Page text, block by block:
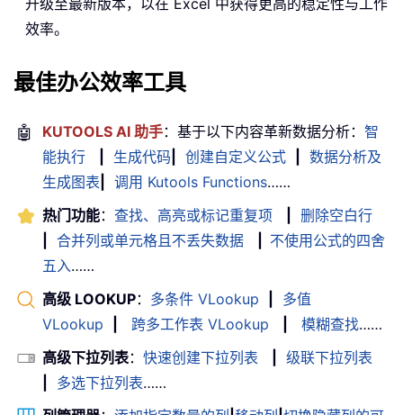
效率。
最佳办公效率工具
🤖 KUTOOLS AI 助手：基于以下内容革新数据分析： 智
能执行
生成代码 创建自定义公式
数据分析及
生成图表
调用 Kutools Functions……
热门功能： 查找、高亮或标记重复项
删除空白行
合并列或单元格且不丢失数据
不使用公式的四舍
五入……
高级 LOOKUP： 多条件 VLookup
多值
VLookup
跨多工作表 VLookup 模糊查找……
高级下拉列表： 快速创建下拉列表
级联下拉列表
多选下拉列表……